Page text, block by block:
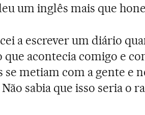
um inglês mais que
a escrever um diário
que acontecia comigo e
se metiam com a gente e
sabia que isso seria o